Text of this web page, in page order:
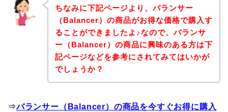
ちなみに下記ページより、バランサー
（Balancer）の商品がお得な価格で購入す
ることができましたよ♪なので、バランサ
ー（Balancer）の商品に興味のある方は下
記ページなどを参考にされてみてはいかが
でしょうか？
⇒バランサー（Balancer）の商品を今すぐお得に購入